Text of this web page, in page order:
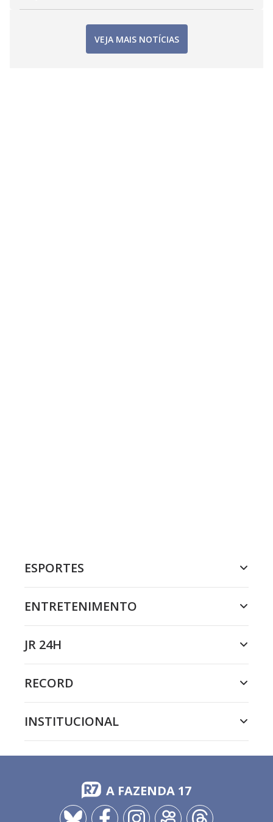
VEJA MAIS NOTÍCIAS
ESPORTES
ENTRETENIMENTO
JR 24H
RECORD
INSTITUCIONAL
A FAZENDA 17